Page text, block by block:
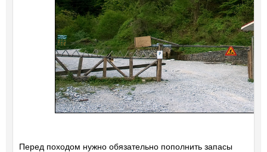
Перед походом нужно обязательно пополнить запасы